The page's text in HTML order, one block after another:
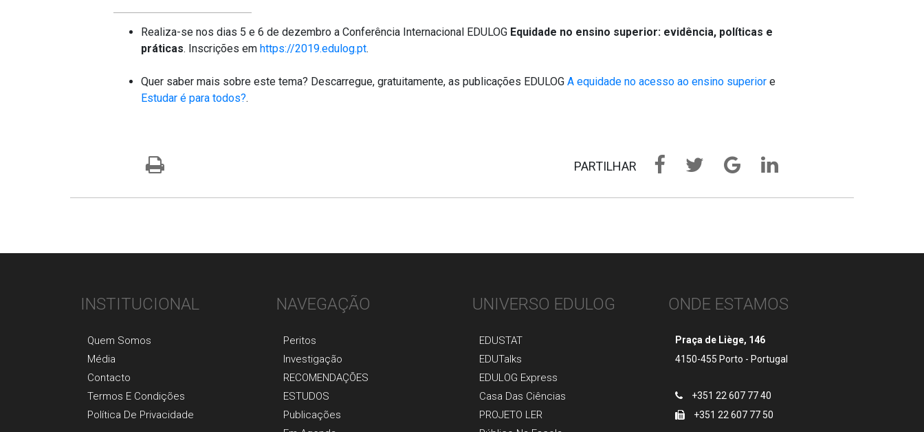
Realiza-se nos dias 5 e 6 de dezembro a Conferência Internacional EDULOG Equidade no ensino superior: evidência, políticas e
práticas. Inscrições em https://2019.edulog.pt.
Quer saber mais sobre este tema? Descarregue, gratuitamente, as publicações EDULOG A equidade no acesso ao ensino superiore
Estudar é para todos?.
PARTILHAR
INSTITUCIONAL
Quem Somos
Média
Contacto
Termos E Condições
Política De Privacidade
NAVEGAÇÃO
Peritos
Investigaçãо
RECOMENDAÇÕES
ESTUDOS
Publicaçõеs
UNIVERSO EDULOG
EDUSTAT
EDUTalks
EDULOG Express
Casa Das Ciências
PROJETO LER
ONDE ESTAMOS
Praça de Liège, 146
4150-455 Porto - Portugal
+351 22 607 77 40
+351 22 607 77 50